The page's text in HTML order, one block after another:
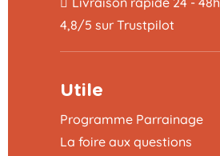
4,8/5 sur Trustpilot
Utile
Programme Parrainage
La foire aux questions